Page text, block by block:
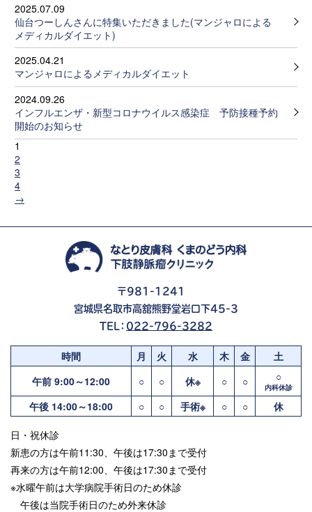
2025.07.09
仙台つーしんさんに特集いただきました(マンジャロによる
メディカルダイエット)
2025.04.21
マンジャロによるメディカルダイエット
2024.09.26
インフルエンザ・新型コロナウイルス感染症 予防接種予約
開始のお知らせ
1
2
3
4
→
〒981-1241
宮城県名取市高舘熊野堂岩口下45-3
TEL： 022-796-3282
時間 月 火 水 木 金
土
午前 9:00～12:00
○ ○ 休※ ○ ○ ○
内科休診
午後 14:00～18:00 ○ ○ 手術※ ○ ○ 休
日・祝休診
新患の方は午前11:30、午後は17:30まで受付
再来の方は午前12:00、午後は17:30まで受付
※水曜午前は大学病院手術日のため休診
午後は当院手術日のため外来休診